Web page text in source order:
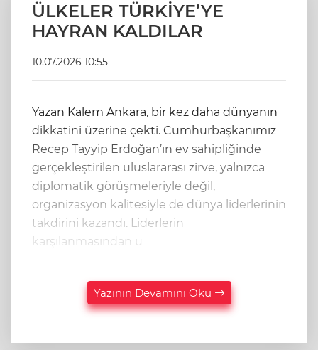
ÜLKELER TÜRKİYE’YE
HAYRAN KALDILAR
10.07.2026 10:55
Yazan Kalem Ankara, bir kez daha dünyanın
dikkatini üzerine çekti. Cumhurbaşkanımız
Recep Tayyip Erdoğan’ın ev sahipliğinde
gerçekleştirilen uluslararası zirve, yalnızca
diplomatik görüşmeleriyle değil,
organizasyon kalitesiyle de dünya liderlerinin
takdirini kazandı. Liderlerin
karşılanmasından u
Yazının Devamını Oku